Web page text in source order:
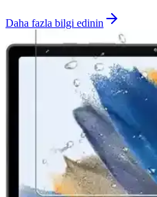
Daha fazla bilgi edinin